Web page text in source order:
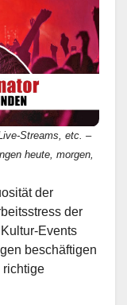
Streams, etc. –
heute, morgen,
der
der
Events
beschäftigen
richtige